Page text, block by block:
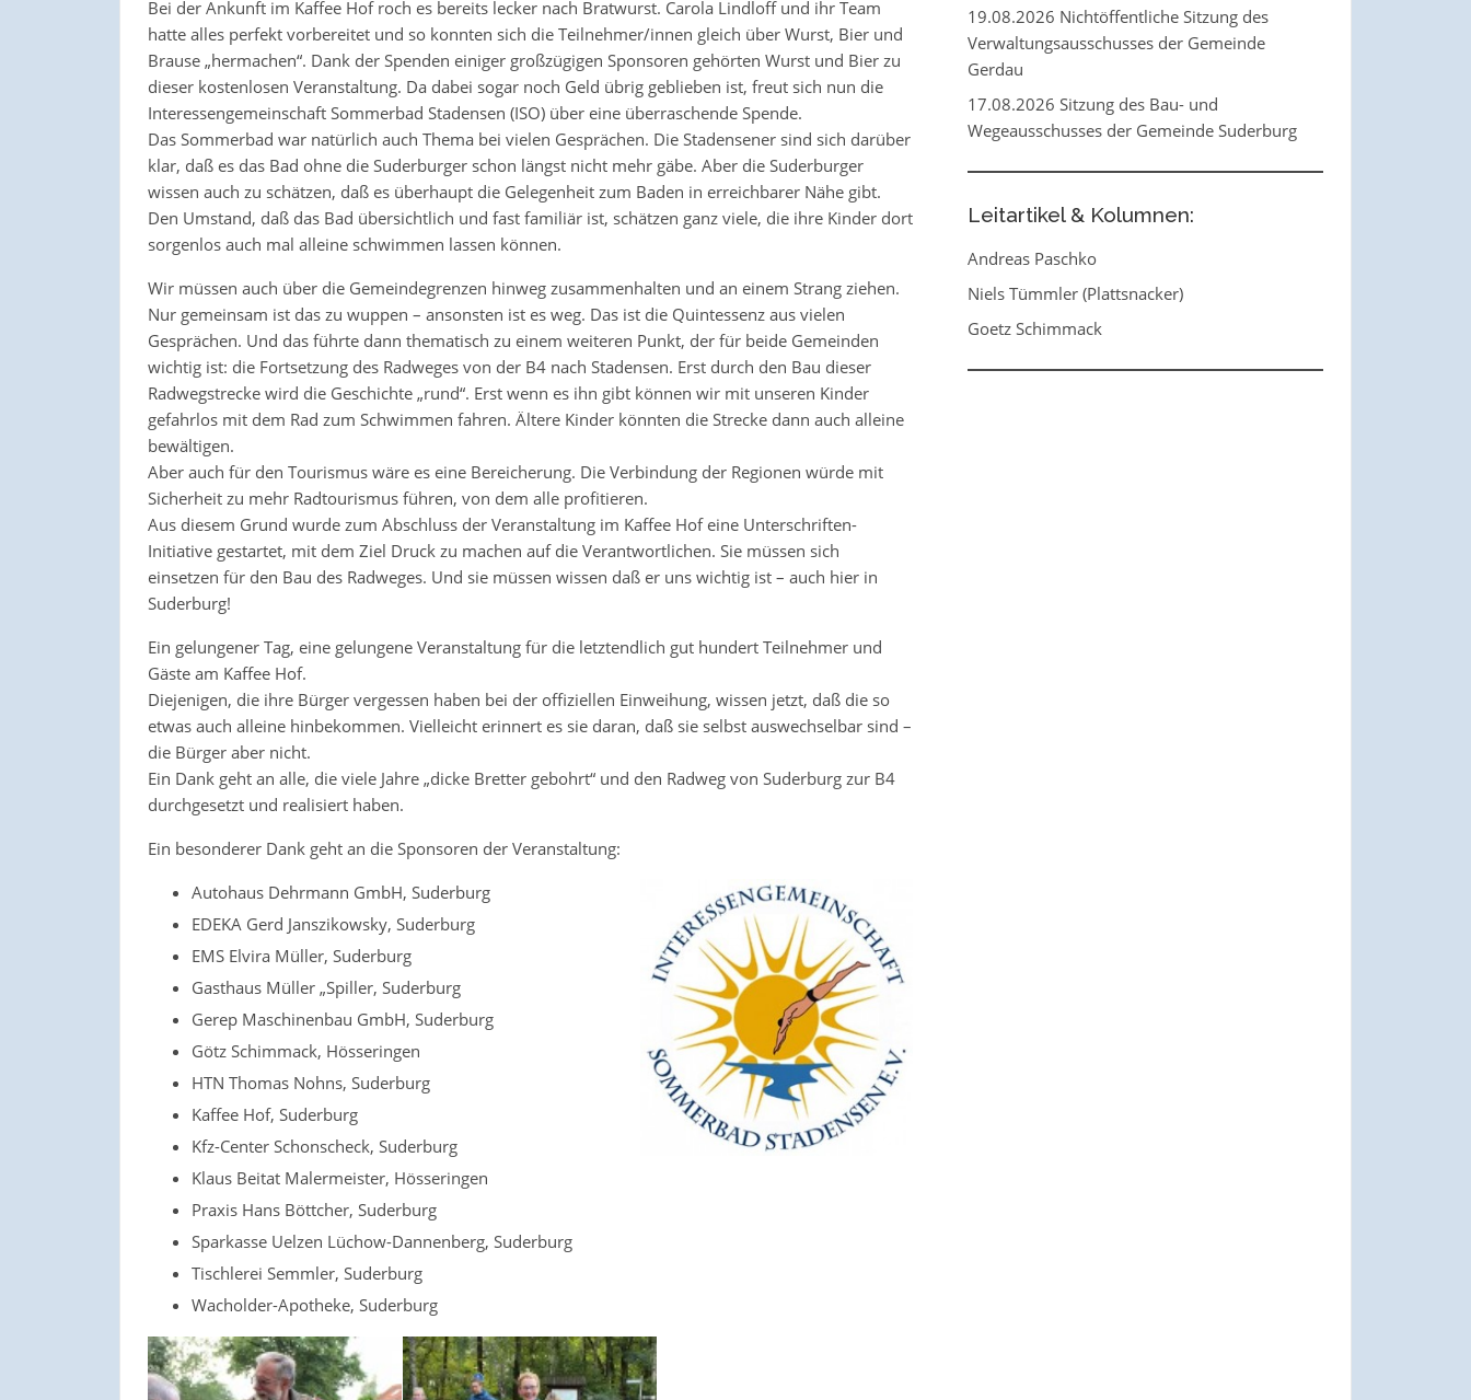
Bei der Ankunft im Kaffee Hof roch es bereits lecker nach Bratwurst. Carola Lindloff und ihr Team
hatte alles perfekt vorbereitet und so konnten sich die Teilnehmer/innen gleich über Wurst, Bier und
Brause „hermachen“. Dank der Spenden einiger großzügigen Sponsoren gehörten Wurst und Bier zu
dieser kostenlosen Veranstaltung. Da dabei sogar noch Geld übrig geblieben ist, freut sich nun die
Interessengemeinschaft Sommerbad Stadensen (ISO) über eine überraschende Spende.
Das Sommerbad war natürlich auch Thema bei vielen Gesprächen. Die Stadensener sind sich darüber
klar, daß es das Bad ohne die Suderburger schon längst nicht mehr gäbe. Aber die Suderburger
wissen auch zu schätzen, daß es überhaupt die Gelegenheit zum Baden in erreichbarer Nähe gibt.
Den Umstand, daß das Bad übersichtlich und fast familiär ist, schätzen ganz viele, die ihre Kinder dort
sorgenlos auch mal alleine schwimmen lassen können.
Wir müssen auch über die Gemeindegrenzen hinweg zusammenhalten und an einem Strang ziehen.
Nur gemeinsam ist das zu wuppen – ansonsten ist es weg. Das ist die Quintessenz aus vielen
Gesprächen. Und das führte dann thematisch zu einem weiteren Punkt, der für beide Gemeinden
wichtig ist: die Fortsetzung des Radweges von der B4 nach Stadensen. Erst durch den Bau dieser
Radwegstrecke wird die Geschichte „rund“. Erst wenn es ihn gibt können wir mit unseren Kinder
gefahrlos mit dem Rad zum Schwimmen fahren. Ältere Kinder könnten die Strecke dann auch alleine
bewältigen.
Aber auch für den Tourismus wäre es eine Bereicherung. Die Verbindung der Regionen würde mit
Sicherheit zu mehr Radtourismus führen, von dem alle profitieren.
Aus diesem Grund wurde zum Abschluss der Veranstaltung im Kaffee Hof eine Unterschriften-
Initiative gestartet, mit dem Ziel Druck zu machen auf die Verantwortlichen. Sie müssen sich
einsetzen für den Bau des Radweges. Und sie müssen wissen daß er uns wichtig ist – auch hier in
Suderburg!
Ein gelungener Tag, eine gelungene Veranstaltung für die letztendlich gut hundert Teilnehmer und
Gäste am Kaffee Hof.
Diejenigen, die ihre Bürger vergessen haben bei der offiziellen Einweihung, wissen jetzt, daß die so
etwas auch alleine hinbekommen. Vielleicht erinnert es sie daran, daß sie selbst auswechselbar sind –
die Bürger aber nicht.
Ein Dank geht an alle, die viele Jahre „dicke Bretter gebohrt“ und den Radweg von Suderburg zur B4
durchgesetzt und realisiert haben.
Ein besonderer Dank geht an die Sponsoren der Veranstaltung:
Autohaus Dehrmann GmbH, Suderburg
EDEKA Gerd Janszikowsky, Suderburg
EMS Elvira Müller, Suderburg
Gasthaus Müller „Spiller, Suderburg
Gerep Maschinenbau GmbH, Suderburg
Götz Schimmack, Hösseringen
HTN Thomas Nohns, Suderburg
Kaffee Hof, Suderburg
Kfz-Center Schonscheck, Suderburg
Klaus Beitat Malermeister, Hösseringen
Praxis Hans Böttcher, Suderburg
Sparkasse Uelzen Lüchow-Dannenberg, Suderburg
Tischlerei Semmler, Suderburg
Wacholder-Apotheke, Suderburg
19.08.2026 Nichtöffentliche Sitzung des
Verwaltungsausschusses der Gemeinde
Gerdau
17.08.2026 Sitzung des Bau- und
Wegeausschusses der Gemeinde Suderburg
Leitartikel & Kolumnen:
Andreas Paschko
Niels Tümmler (Plattsnacker)
Goetz Schimmack